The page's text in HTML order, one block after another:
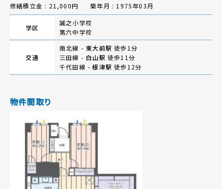
修繕積立金 : 21,000円
築年月 : 1975年03月
学区
誠之小学校
第六中学校
交通
南北線 - 東大前駅 徒歩1分
三田線 - 白山駅 徒歩11分
千代田線 -根津駅 徒歩12分
物件間取り